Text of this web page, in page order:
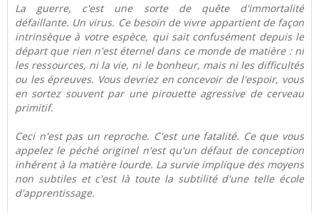
La guerre, c'est une sorte de quête d'immortalité
défaillante. Un virus. Ce besoin de vivre appartient de façon
intrinsèque à votre espèce, qui sait confusément depuis le
départ que rien n'est éternel dans ce monde de matière : ni
les ressources, ni la vie, ni le bonheur, mais ni les difficultés
ou les épreuves. Vous devriez en concevoir de l'espoir, vous
en sortez souvent par une pirouette agressive de cerveau
primitif.
Ceci n'est pas un reproche. C'est une fatalité. Ce que vous
appelez le péché originel n'est qu'un défaut de conception
inhérent à la matière lourde. La survie implique des moyens
non subtiles et c'est là toute la subtilité d'une telle école
d'apprentissage.